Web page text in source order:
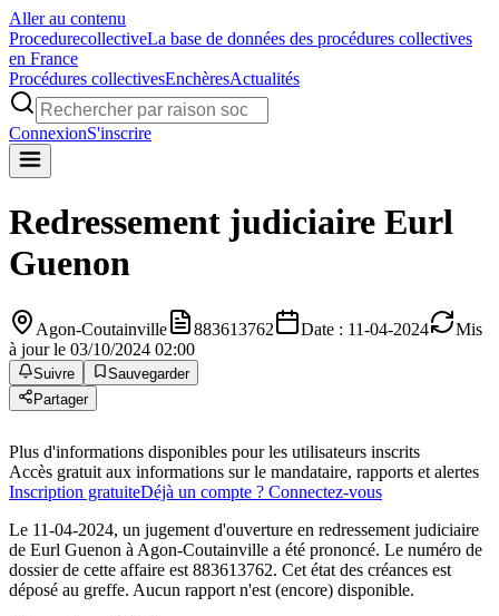
Aller au contenu
ProcedurecollectiveLa base de données des procédures collectives
en France
Procédures collectivesEnchèresActualités
ConnexionS'inscrire
Redressement judiciaire Eurl
Guenon
Agon-Coutainville 883613762 Date : 11-04-2024
Mis
à jour le 03/10/2024 02:00
Suivre
Sauvegarder
Partager
Plus d'informations disponibles pour les utilisateurs inscrits
Accès gratuit aux informations sur le mandataire, rapports et alertes
Inscription gratuiteDéjà un compte ? Connectez-vous
Le 11-04-2024, un jugement d'ouverture en redressement judiciaire
de Eurl Guenon à Agon-Coutainville a été prononcé. Le numéro de
dossier de cette affaire est 883613762. Cet état des créances est
déposé au greffe. Aucun rapport n'est (encore) disponible.